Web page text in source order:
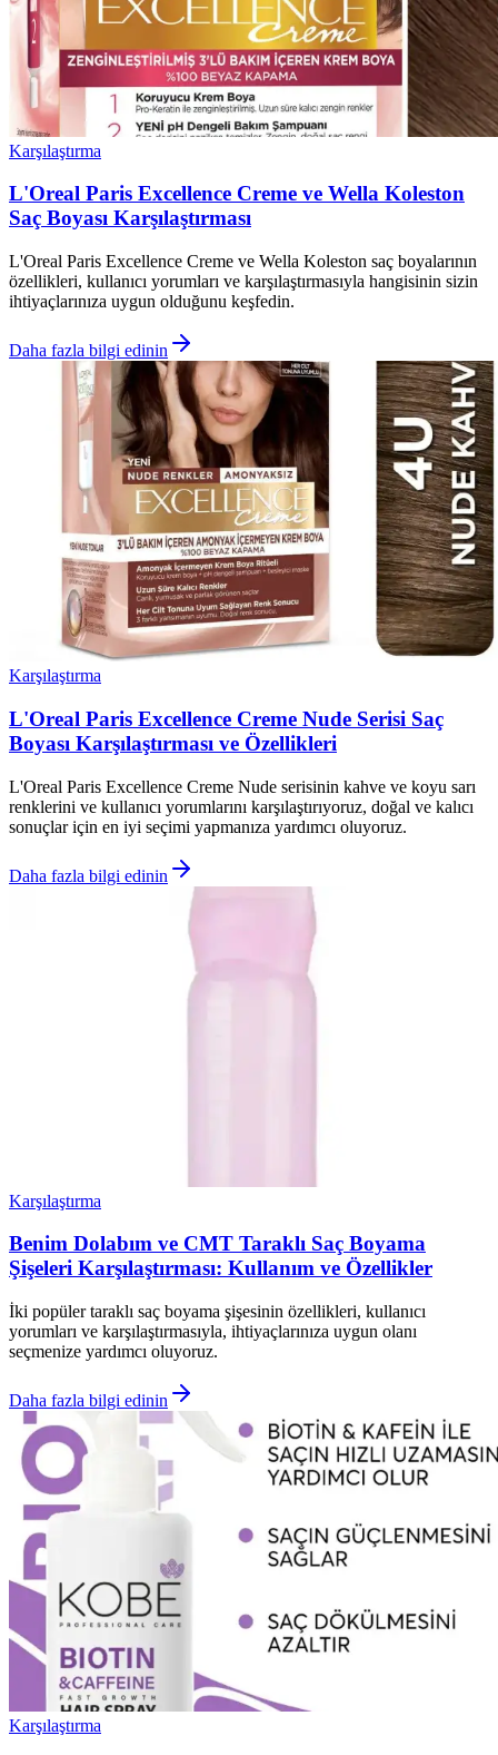
Karşılaştırma
L'Oreal Paris Excellence Creme ve Wella Koleston
Saç Boyası Karşılaştırması
L'Oreal Paris Excellence Creme ve Wella Koleston saç boyalarının
özellikleri, kullanıcı yorumları ve karşılaştırmasıyla hangisinin sizin
ihtiyaçlarınıza uygun olduğunu keşfedin.
Daha fazla bilgi edinin
Karşılaştırma
L'Oreal Paris Excellence Creme Nude Serisi Saç
Boyası Karşılaştırması ve Özellikleri
L'Oreal Paris Excellence Creme Nude serisinin kahve ve koyu sarı
renklerini ve kullanıcı yorumlarını karşılaştırıyoruz, doğal ve kalıcı
sonuçlar için en iyi seçimi yapmanıza yardımcı oluyoruz.
Daha fazla bilgi edinin
Karşılaştırma
Benim Dolabım ve CMT Taraklı Saç Boyama
Şişeleri Karşılaştırması: Kullanım ve Özellikler
İki popüler taraklı saç boyama şişesinin özellikleri, kullanıcı
yorumları ve karşılaştırmasıyla, ihtiyaçlarınıza uygun olanı
seçmenize yardımcı oluyoruz.
Daha fazla bilgi edinin
Karşılaştırma